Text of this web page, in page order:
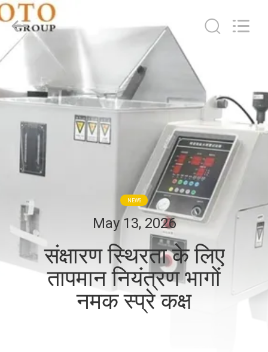
घर
उत्पादों
हमारे
बारे
कारखाना
भ्रमण
2026
BOTO
GROUP
LTD.
Rights
Reserved.
NEWS
May 13, 2026
संक्षारण स्थिरता के लिए
तापमान नियंत्रण भागों
नमक स्प्रे कक्ष